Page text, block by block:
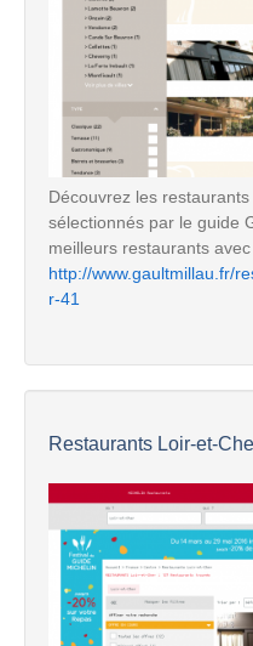
Découvrez les
sélectionnés par le guide
meilleurs restaurants
http://www.gaultmillau.fr/
r-41
Restaurants Loir-et-